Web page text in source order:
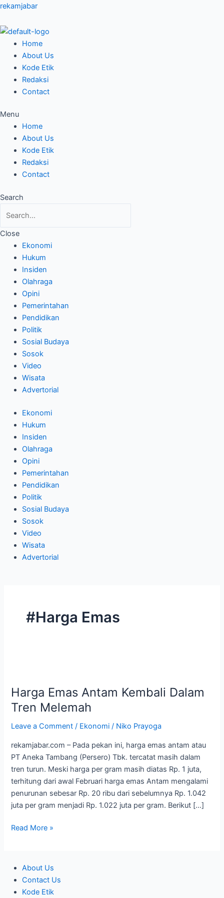
Skip
content
rekamjabar
Home
About Us
Kode Etik
Redaksi
Contact
Menu
Home
About Us
Kode Etik
Redaksi
Contact
Search
Close
Ekonomi
Hukum
Insiden
Olahraga
Opini
Pemerintahan
Pendidikan
Politik
Sosial Budaya
Sosok
Video
Wisata
Advertorial
Ekonomi
Hukum
Insiden
Olahraga
Opini
Pemerintahan
Pendidikan
Politik
Sosial Budaya
Sosok
Video
Wisata
Advertorial
#Harga Emas
Harga Emas Antam Kembali Dalam
Tren Melemah
Leave a Comment / Ekonomi / Niko Prayoga
rekamjabar.com – Pada pekan ini, harga emas antam atau
PT Aneka Tambang (Persero) Tbk. tercatat masih dalam
tren turun. Meski harga per gram masih diatas Rp. 1 juta,
terhitung dari awal Februari harga emas Antam mengalami
penurunan sebesar Rp. 20 ribu dari sebelumnya Rp. 1.042
juta per gram menjadi Rp. 1.022 juta per gram. Berikut […]
Antam
Kembali
Tren
Read More »
About Us
Contact Us
Kode Etik